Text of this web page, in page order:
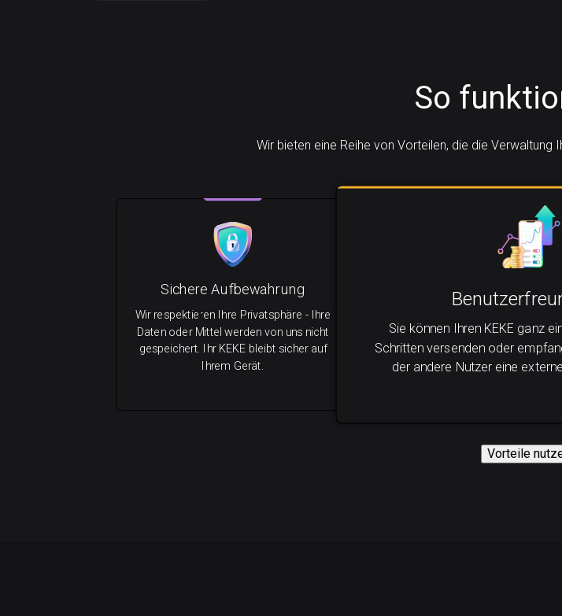
So
Wir bieten eine Reihe von Vorteilen, die die
Sie können Ihren KEKE ganz
Schritten versenden oder
der andere Nutzer eine
Sichere Aufbewahrung
Wir respektieren Ihre Privatsphäre - Ihre
Daten oder Mittel werden von uns nicht
gespeichert. Ihr KEKE bleibt sicher auf
Ihrem Gerät.
Vorteile